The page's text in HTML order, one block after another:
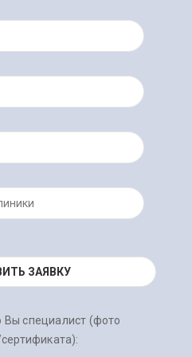
Вы специалист (фото